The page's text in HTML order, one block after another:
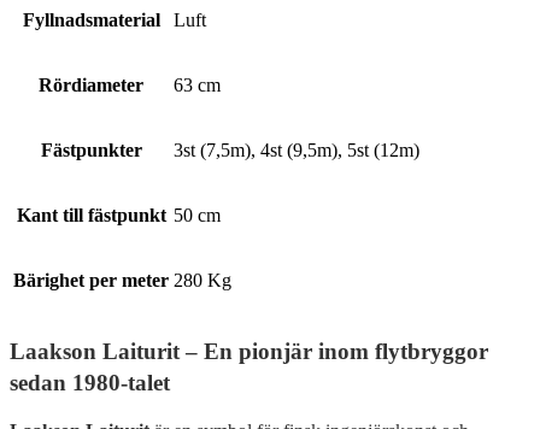
Fyllnadsmaterial Luft
Rördiameter 63 cm
Fästpunkter 3st (7,5m), 4st (9,5m), 5st (12m)
Kant till fästpunkt 50 cm
Bärighet per meter 280 Kg
Laakson Laiturit – En pionjär inom flytbryggor
sedan 1980-talet